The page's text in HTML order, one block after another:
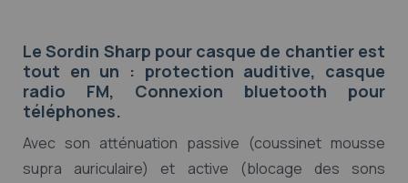
Le Sordin Sharp pour casque de chantier est
tout en un : protection auditive, casque
radio FM, Connexion bluetooth pour
téléphones.
Avec son atténuation passive (coussinet mousse
supra auriculaire) et active (blocage des sons